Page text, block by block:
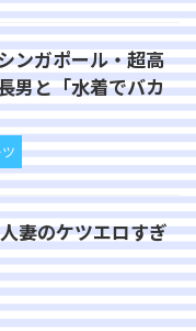
ンガポール・超高
男と「水着でバカ
妻のケツエロすぎ